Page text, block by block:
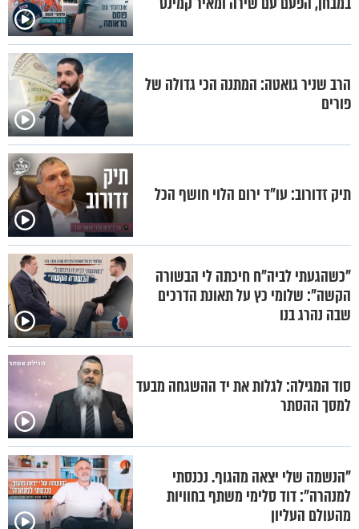
הרב שניר גואטה: המתנה הכי גדולה של
פורים
תיק זדורוב: עו"ד ירום הלוי חושף הכל
"כשהגעתי לביה"ח חיכתה לי הבשורה
הקשה": שלומי כץ על תאונת הדרכים
שבה נהרג בנו
סוד המגילה: לגלות את יד ההשגחה מבעד
למסך ההסתר
"הנשמה שלי יצאה מהגוף. נכנסתי
למנהרה": דוד סלימי משתף בחוויות
מהעולם העליון